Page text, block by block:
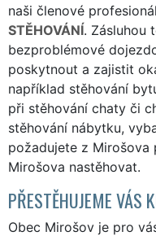
naši členové
STĚHOVÁNÍ. Zásluhou
bezproblémové
poskytnout a zajistit
například stěhování
při stěhování chaty či
stěhování nábytku,
požadujete z Mirošova
Mirošova nastěhovat.
PŘESTĚHUJEME VÁS
Obec Mirošov je pro